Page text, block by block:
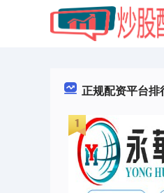
正规配资平台排